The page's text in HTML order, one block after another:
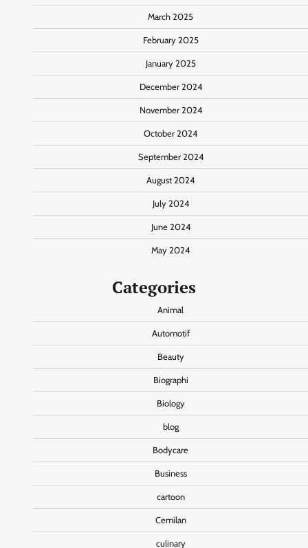
March 2025
February 2025
January 2025
December 2024
November 2024
October 2024
September 2024
August 2024
July 2024
June 2024
May 2024
Categories
Animal
Automotif
Beauty
Biographi
Biology
blog
Bodycare
Business
cartoon
Cemilan
culinary